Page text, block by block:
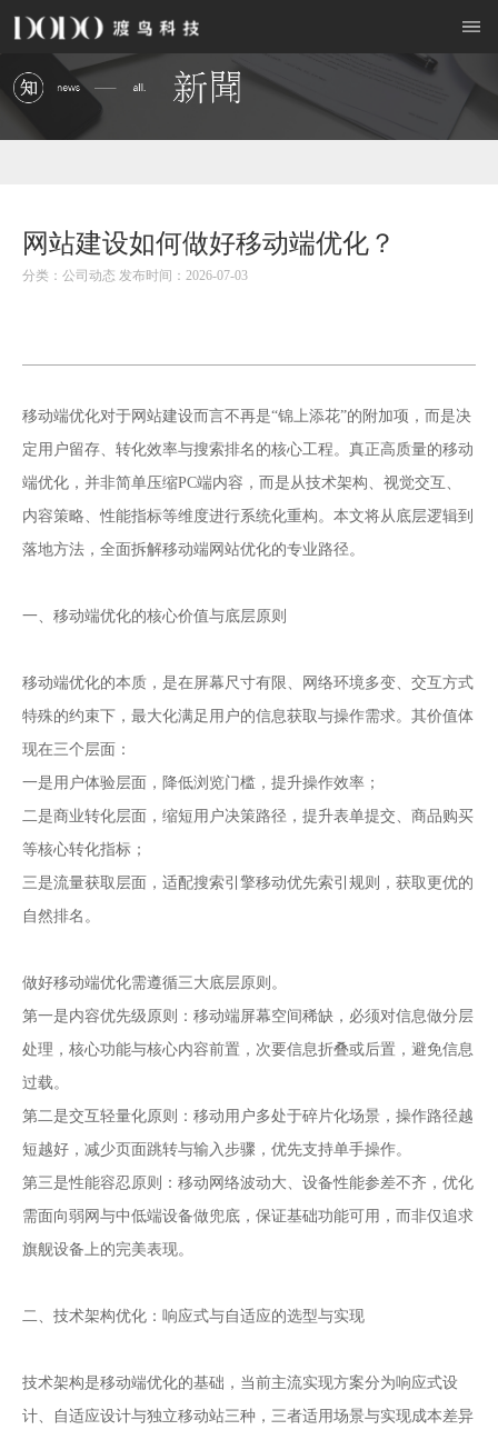
网站建设如何做好移动端优化？
分类：公司动态 发布时间：2026-07-03
移动端优化对于网站建设而言不再是“锦上添花”的附加项，而是决
定用户留存、转化效率与搜索排名的核心工程。真正高质量的移动
端优化，并非简单压缩PC端内容，而是从技术架构、视觉交互、
内容策略、性能指标等维度进行系统化重构。本文将从底层逻辑到
落地方法，全面拆解移动端网站优化的专业路径。
一、移动端优化的核心价值与底层原则
移动端优化的本质，是在屏幕尺寸有限、网络环境多变、交互方式
特殊的约束下，最大化满足用户的信息获取与操作需求。其价值体
现在三个层面：
一是用户体验层面，降低浏览门槛，提升操作效率；
二是商业转化层面，缩短用户决策路径，提升表单提交、商品购买
等核心转化指标；
三是流量获取层面，适配搜索引擎移动优先索引规则，获取更优的
自然排名。
做好移动端优化需遵循三大底层原则。
第一是内容优先级原则：移动端屏幕空间稀缺，必须对信息做分层
处理，核心功能与核心内容前置，次要信息折叠或后置，避免信息
过载。
第二是交互轻量化原则：移动用户多处于碎片化场景，操作路径越
短越好，减少页面跳转与输入步骤，优先支持单手操作。
第三是性能容忍原则：移动网络波动大、设备性能参差不齐，优化
需面向弱网与中低端设备做兜底，保证基础功能可用，而非仅追求
旗舰设备上的完美表现。
二、技术架构优化：响应式与自适应的选型与实现
技术架构是移动端优化的基础，当前主流实现方案分为响应式设
计、自适应设计与独立移动站三种，三者适用场景与实现成本差异